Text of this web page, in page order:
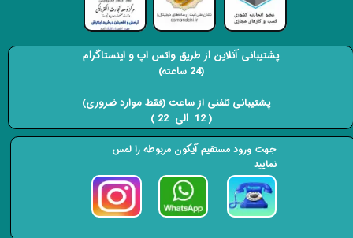
پشتیبانی آنلاین از طریق واتس اپ و اینستاگرام
(24 ساعته)
​​​​​​​ پشتیبانی تلفنی از ساعت (فقط موارد ضروری)
( 12 الی 22 ) ​​​​​​​
جهت ورود مستقیم آیکون مربوطه را لمس
نمایید